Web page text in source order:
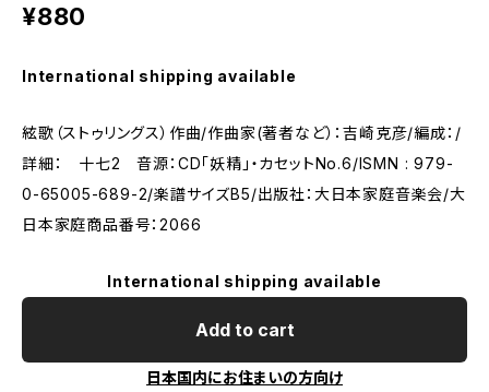
¥880
International shipping available
絃歌（ストゥリングス）作曲/作曲家(著者など）：吉崎克彦/編成：/
詳細： 十七2 音源：CD「妖精」・カセットNo.6/ISMN : 979-
0-65005-689-2/楽譜サイズB5/出版社：大日本家庭音楽会/大
日本家庭商品番号：2066
International shipping available
Add to cart
日本国内にお住まいの方向け